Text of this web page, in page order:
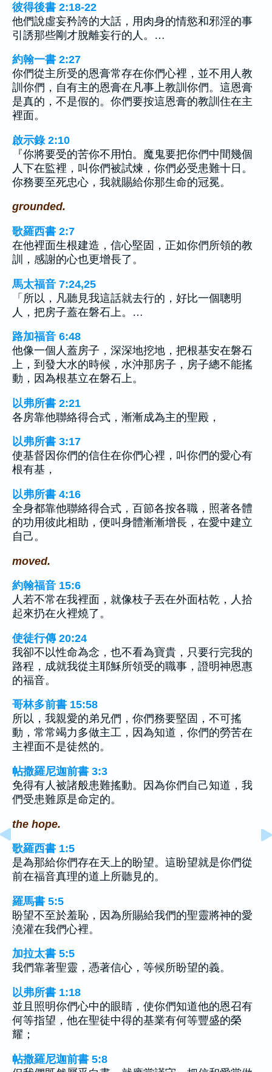
彼得後書 2:18-22
他們說虛妄矜誇的大話，用肉身的情慾和邪淫的事
引誘那些剛才脫離妄行的人。…
約翰一書 2:27
你們從主所受的恩膏常存在你們心裡，並不用人教
訓你們，自有主的恩膏在凡事上教訓你們。這恩膏
是真的，不是假的。你們要按這恩膏的教訓住在主
裡面。
啟示錄 2:10
『你將要受的苦你不用怕。魔鬼要把你們中間幾個
人下在監裡，叫你們被試煉，你們必受患難十日。
你務要至死忠心，我就賜給你那生命的冠冕。
grounded.
歌羅西書 2:7
在他裡面生根建造，信心堅固，正如你們所領的教
訓，感謝的心也更增長了。
馬太福音 7:24,25
「所以，凡聽見我這話就去行的，好比一個聰明
人，把房子蓋在磐石上。…
路加福音 6:48
他像一個人蓋房子，深深地挖地，把根基安在磐石
上，到發大水的時候，水沖那房子，房子總不能搖
動，因為根基立在磐石上。
以弗所書 2:21
各房靠他聯絡得合式，漸漸成為主的聖殿，
以弗所書 3:17
使基督因你們的信住在你們心裡，叫你們的愛心有
根有基，
以弗所書 4:16
全身都靠他聯絡得合式，百節各按各職，照著各體
的功用彼此相助，便叫身體漸漸增長，在愛中建立
自己。
moved.
約翰福音 15:6
人若不常在我裡面，就像枝子丟在外面枯乾，人拾
起來扔在火裡燒了。
使徒行傳 20:24
我卻不以性命為念，也不看為寶貴，只要行完我的
路程，成就我從主耶穌所領受的職事，證明神恩惠
的福音。
哥林多前書 15:58
所以，我親愛的弟兄們，你們務要堅固，不可搖
動，常常竭力多做主工，因為知道，你們的勞苦在
主裡面不是徒然的。
帖撒羅尼迦前書 3:3
免得有人被諸般患難搖動。因為你們自己知道，我
們受患難原是命定的。
the hope.
歌羅西書 1:5
是為那給你們存在天上的盼望。這盼望就是你們從
前在福音真理的道上所聽見的。
羅馬書 5:5
盼望不至於羞恥，因為所賜給我們的聖靈將神的愛
澆灌在我們心裡。
加拉太書 5:5
我們靠著聖靈，憑著信心，等候所盼望的義。
以弗所書 1:18
並且照明你們心中的眼睛，使你們知道他的恩召有
何等指望，他在聖徒中得的基業有何等豐盛的榮
耀；
帖撒羅尼迦前書 5:8